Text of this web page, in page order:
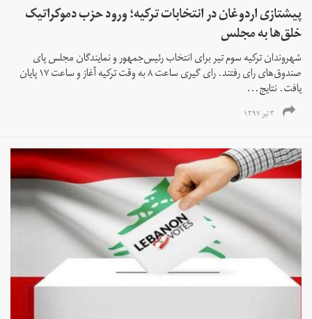
پیشتازی اردوغان در انتخابات ترکیه؛ ورود حزب دموکراتیک
خلق‌ها به مجلس
شهروندان ترکیه سوم تیر برای انتخاب رئیس‌جمهور و نمایندگان مجلس پای
صندوق‌های رای رفتند. رای گیری ساعت ۸ به وقت ترکیه آغاز و ساعت ۱۷ پایان
یافت. نتایج...
۳ تیر ۱۳۹۷